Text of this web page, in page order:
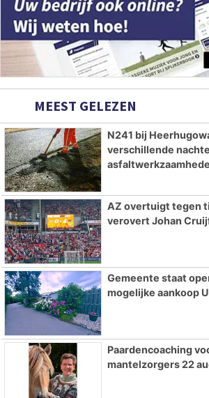
MEEST GELEZEN
N241 bij
verschillende
AZ overtuigt tegen
verovert Johan
Gemeente staat
mogelijke aankoop
Paardencoaching
mantelzorgers 22